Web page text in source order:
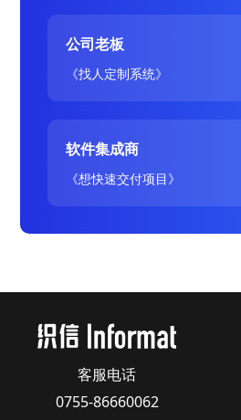
公司老板
《找人定制系统》
软件集成商
《想快速交付项目》
客服电话
0755-86660062